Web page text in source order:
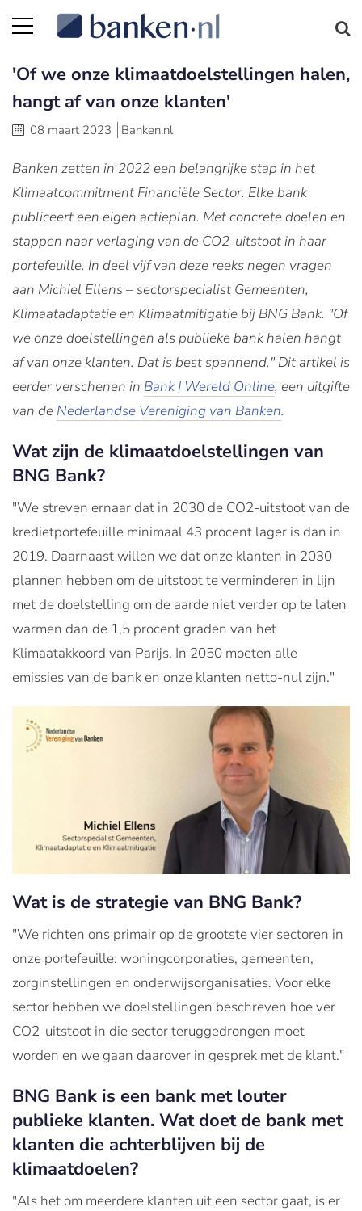
'Of we onze klimaatdoelstellingen halen,
hangt af van onze klanten'
08 maart 2023 Banken.nl
Banken zetten in 2022 een belangrijke stap in het
Klimaatcommitment Financiële Sector. Elke bank
publiceert een eigen actieplan. Met concrete doelen en
stappen naar verlaging van de CO2-uitstoot in haar
portefeuille. In deel vijf van deze reeks negen vragen
aan Michiel Ellens – sectorspecialist Gemeenten,
Klimaatadaptatie en Klimaatmitigatie bij BNG Bank. "Of
we onze doelstellingen als publieke bank halen hangt
af van onze klanten. Dat is best spannend." Dit artikel is
eerder verschenen in Bank | Wereld Online, een uitgifte
van de Nederlandse Vereniging van Banken.
Wat zijn de klimaatdoelstellingen van
BNG Bank?
"We streven ernaar dat in 2030 de CO2-uitstoot van de
kredietportefeuille minimaal 43 procent lager is dan in
2019. Daarnaast willen we dat onze klanten in 2030
plannen hebben om de uitstoot te verminderen in lijn
met de doelstelling om de aarde niet verder op te laten
warmen dan de 1,5 procent graden van het
Klimaatakkoord van Parijs. In 2050 moeten alle
emissies van de bank en onze klanten netto-nul zijn."
Wat is de strategie van BNG Bank?
"We richten ons primair op de grootste vier sectoren in
onze portefeuille: woningcorporaties, gemeenten,
zorginstellingen en onderwijsorganisaties. Voor elke
sector hebben we doelstellingen beschreven hoe ver
CO2-uitstoot in die sector teruggedrongen moet
worden en we gaan daarover in gesprek met de klant."
BNG Bank is een bank met louter
publieke klanten. Wat doet de bank met
klanten die achterblijven bij de
klimaatdoelen?
"Als het om meerdere klanten uit een sector gaat, is er